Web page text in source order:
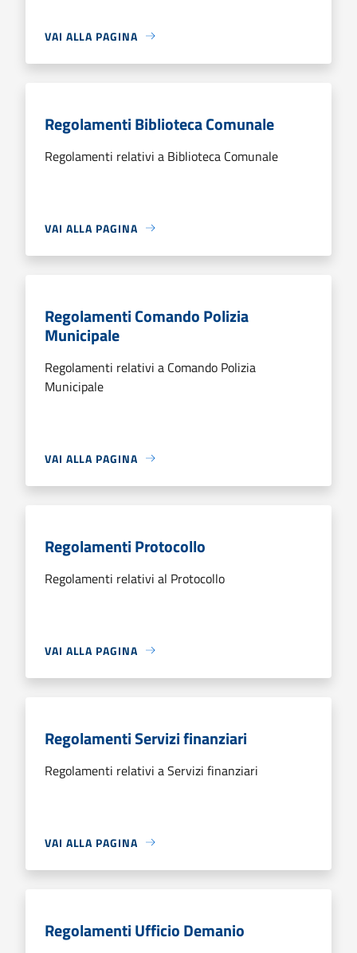
VAI ALLA PAGINA
Regolamenti Biblioteca Comunale
Regolamenti relativi a Biblioteca Comunale
VAI ALLA PAGINA
Regolamenti Comando Polizia
Municipale
Regolamenti relativi a Comando Polizia
Municipale
VAI ALLA PAGINA
Regolamenti Protocollo
Regolamenti relativi al Protocollo
VAI ALLA PAGINA
Regolamenti Servizi finanziari
Regolamenti relativi a Servizi finanziari
VAI ALLA PAGINA
Regolamenti Ufficio Demanio